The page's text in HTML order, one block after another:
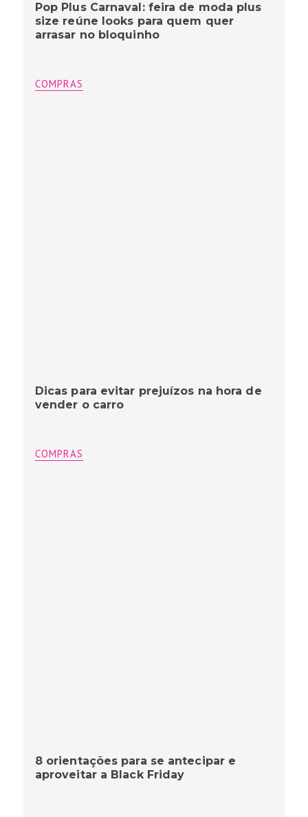
Pop Plus Carnaval: feira de moda plus
size reúne looks para quem quer
arrasar no bloquinho
COMPRAS
Dicas para evitar prejuízos na hora de
vender o carro
COMPRAS
8 orientações para se antecipar e
aproveitar a Black Friday